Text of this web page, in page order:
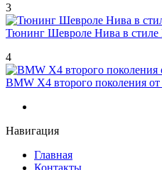
3
Тюнинг Шевроле Нива в стиле
4
BMW X4 второго поколения
Навигация
Главная
Контакты